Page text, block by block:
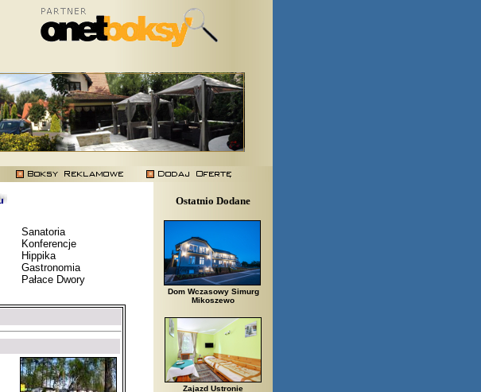
Sanatoria
Konferencje
Hippika
Gastronomia
Pałace Dwory
Ostatnio Dodane
Dom Wczasowy Simurg
Mikoszewo
Zajazd Ustronie